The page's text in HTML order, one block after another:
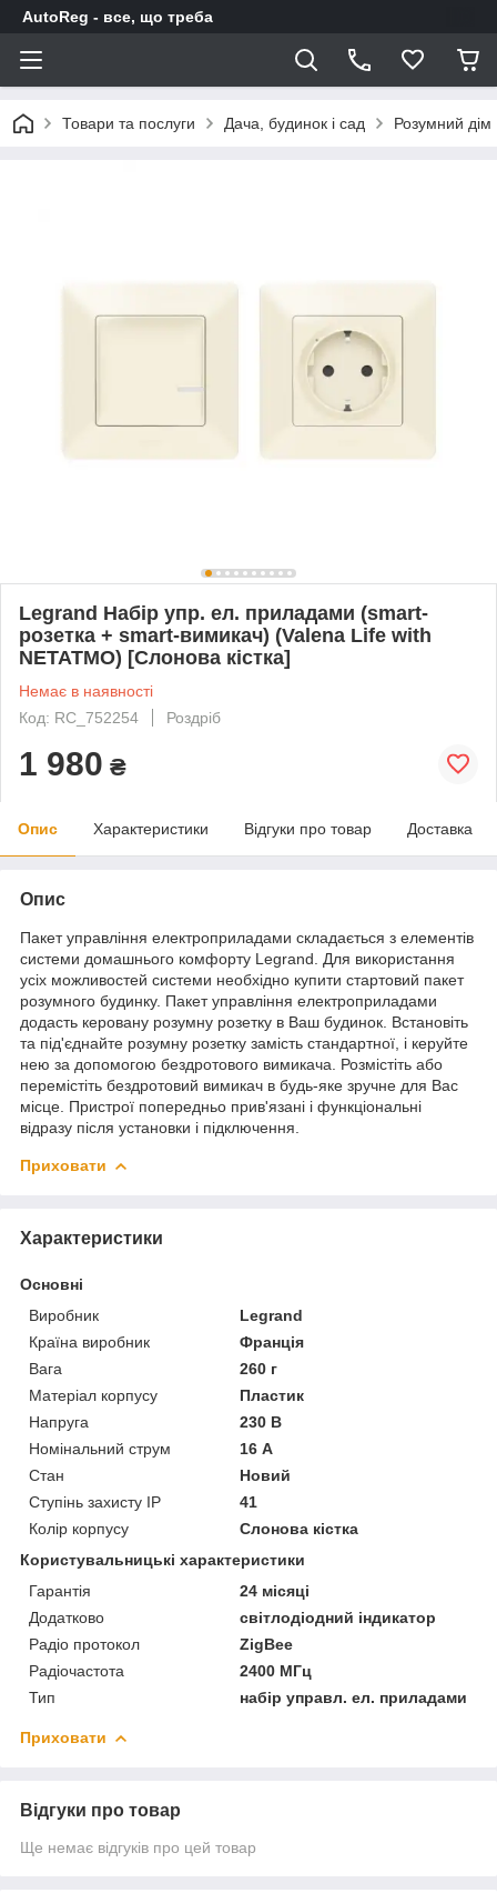
AutoReg - все, що треба
Товари та послуги Дача, будинок і сад Розумний дім
Legrand Набір упр. ел. приладами (smart-
розетка + smart-вимикач) (Valena Life with
NETATMO) [Слонова кістка]
Немає в наявності
Код: RC_752254
Роздріб
1 980 ₴
Опис Характеристики Відгуки про товар Доставка
Опис
Пакет управління електроприладами складається з елементів
системи домашнього комфорту Legrand. Для використання
усіх можливостей системи необхідно купити стартовий пакет
розумного будинку. Пакет управління електроприладами
додасть керовану розумну розетку в Ваш будинок. Встановіть
та під'єднайте розумну розетку замість стандартної, і керуйте
нею за допомогою бездротового вимикача. Розмістіть або
перемістіть бездротовий вимикач в будь-яке зручне для Вас
місце. Пристрої попередньо прив'язані і функціональні
відразу після установки і підключення.
Приховати
Характеристики
Основні
Виробник
Legrand
Країна виробник
Франція
Вага
260 г
Матеріал корпусу
Пластик
Напруга
230 В
Номінальний струм
16 А
Стан
Новий
Ступінь захисту IP
41
Колір корпусу
Слонова кістка
Користувальницькі характеристики
Гарантія
24 місяці
Додатково
світлодіодний індикатор
Радіо протокол
ZigBee
Радіочастота
2400 МГц
Тип
набір управл. ел. приладами
Приховати
Відгуки про товар
Ще немає відгуків про цей товар